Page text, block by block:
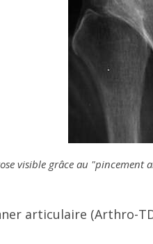
visible grâce au "pincement
articulaire (Arthro-